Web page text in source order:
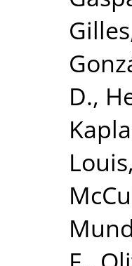
D.,